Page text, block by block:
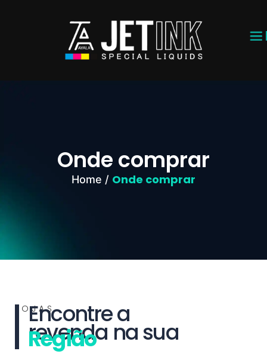
Onde comprar
Home / Onde comprar
LOJAS
Encontre a
revenda na sua
Região